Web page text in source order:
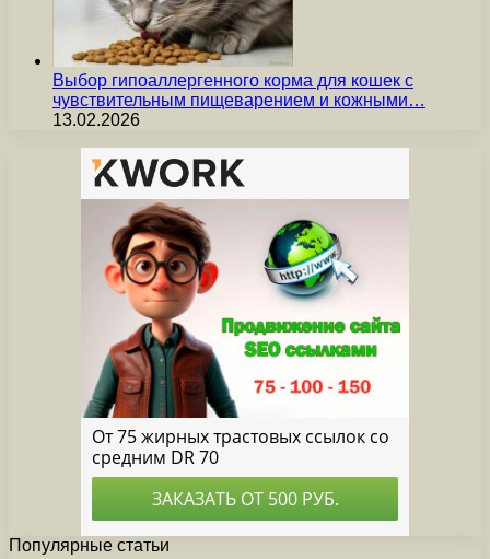
Выбор гипоаллергенного корма для кошек с
чувствительным пищеварением и кожными…
13.02.2026
Популярные статьи